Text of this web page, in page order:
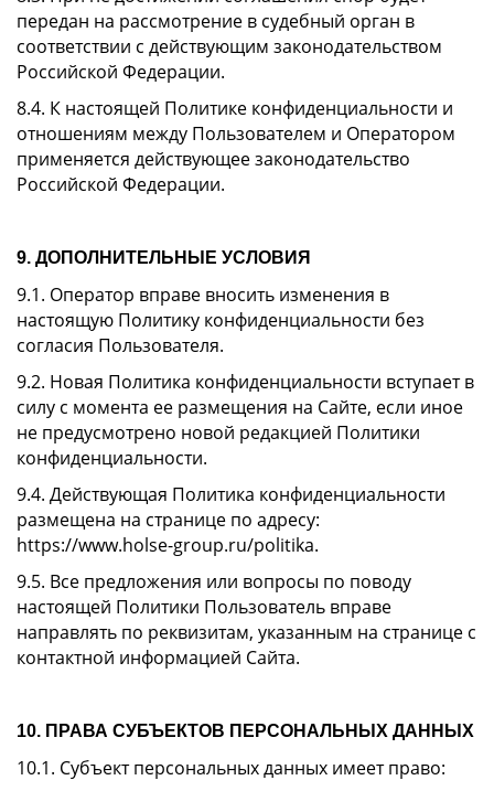
передан на рассмотрение в судебный орган в
соответствии с действующим законодательством
Российской Федерации.
8.4. К настоящей Политике конфиденциальности и
отношениям между Пользователем и Оператором
применяется действующее законодательство
Российской Федерации.
9. ДОПОЛНИТЕЛЬНЫЕ УСЛОВИЯ
9.1. Оператор вправе вносить изменения в
настоящую Политику конфиденциальности без
согласия Пользователя.
9.2. Новая Политика конфиденциальности вступает в
силу с момента ее размещения на Сайте, если иное
не предусмотрено новой редакцией Политики
конфиденциальности.
9.4. Действующая Политика конфиденциальности
размещена на странице по адресу:
https://www.holse-group.ru/politika.
9.5. Все предложения или вопросы по поводу
настоящей Политики Пользователь вправе
направлять по реквизитам, указанным на странице с
контактной информацией Сайта.
10. ПРАВА СУБЪЕКТОВ ПЕРСОНАЛЬНЫХ ДАННЫХ
10.1. Субъект персональных данных имеет право: